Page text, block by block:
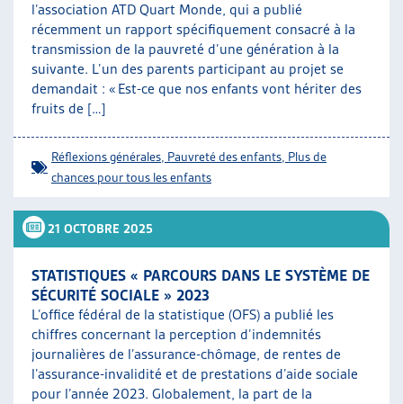
l’association ATD Quart Monde, qui a publié
récemment un rapport spécifiquement consacré à la
transmission de la pauvreté d’une génération à la
suivante. L’un des parents participant au projet se
demandait : « Est-ce que nos enfants vont hériter des
fruits de […]
Réflexions générales Pauvreté des enfants Plus de
chances pour tous les enfants
21 OCTOBRE 2025
STATISTIQUES « PARCOURS DANS LE SYSTÈME DE
SÉCURITÉ SOCIALE » 2023
L’office fédéral de la statistique (OFS) a publié les
chiffres concernant la perception d’indemnités
journalières de l’assurance-chômage, de rentes de
l’assurance-invalidité et de prestations d’aide sociale
pour l’année 2023. Globalement, la part de la